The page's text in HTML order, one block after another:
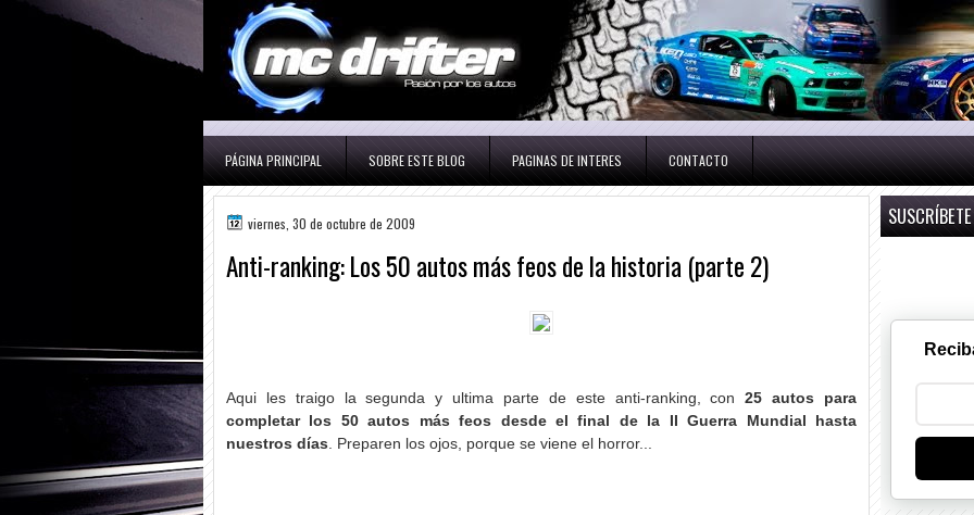
PÁGINA PRINCIPAL SOBRE ESTE BLOG PAGINAS DE INTERES CONTACTO
viernes, 30 de octubre de 2009
Anti-ranking: Los 50 autos más feos de la historia (parte 2)
Aqui les traigo la segunda y ultima parte de este anti-ranking, con25 autos para
completar los 50 autos más feos desde el final de la II Guerra Mundial hasta
nuestros días . Preparen los ojos, porque se viene el horror...